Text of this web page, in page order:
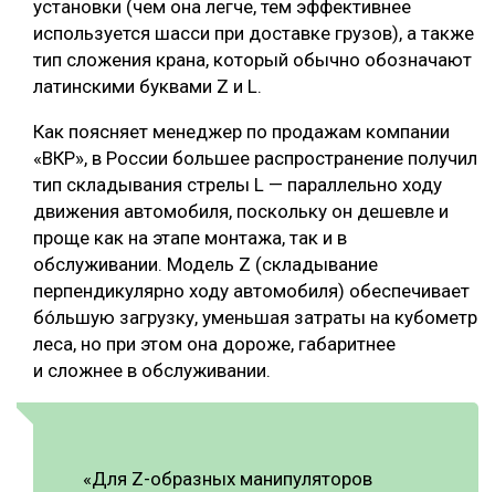
установки (чем она легче, тем эффективнее
используется шасси при доставке грузов), а также
тип сложения крана, который обычно обозначают
латинскими буквами Z и L.
Как поясняет менеджер по продажам компании
«ВКР», в России большее распространение получил
тип складывания стрелы L — параллельно ходу
движения автомобиля, поскольку он дешевле и
проще как на этапе монтажа, так и в
обслуживании. Модель Z (складывание
перпендикулярно ходу автомобиля) обеспечивает
бóльшую загрузку, уменьшая затраты на кубометр
леса, но при этом она дороже, габаритнее
и сложнее в обслуживании.
«Для Z-образных манипуляторов